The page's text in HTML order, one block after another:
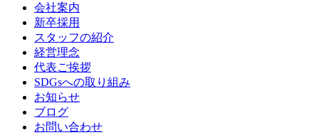
会社案内
新卒採用
スタッフの紹介
経営理念
代表ご挨拶
SDGsへの取り組み
お知らせ
ブログ
お問い合わせ